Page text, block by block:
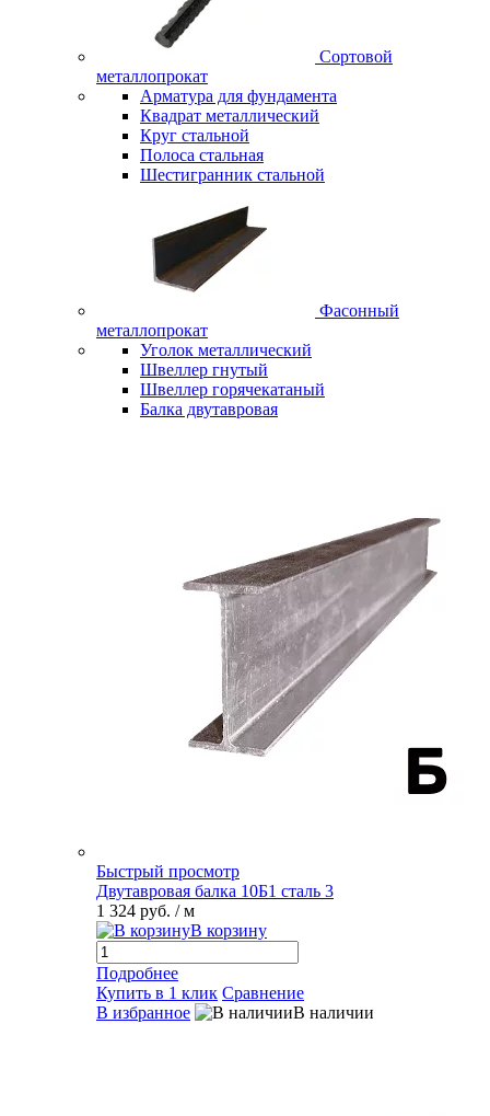
Сортовой
металлопрокат
Арматура для фундамента
Квадрат металлический
Круг стальной
Полоса стальная
Шестигранник стальной
Фасонный
металлопрокат
Уголок металлический
Швеллер гнутый
Швеллер горячекатаный
Балка двутавровая
Быстрый просмотр
Двутавровая балка 10Б1 сталь 3
1 324 руб. / м
В корзину
Подробнее
Купить в 1 клик Сравнение
В избранное
В наличии